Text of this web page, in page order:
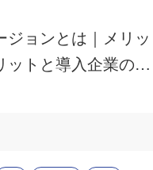
ジョンとは｜メリッ
ットと導入企業の成